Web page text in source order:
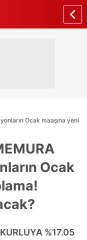
Ocak maaşına yeni
Ocak
%17.05